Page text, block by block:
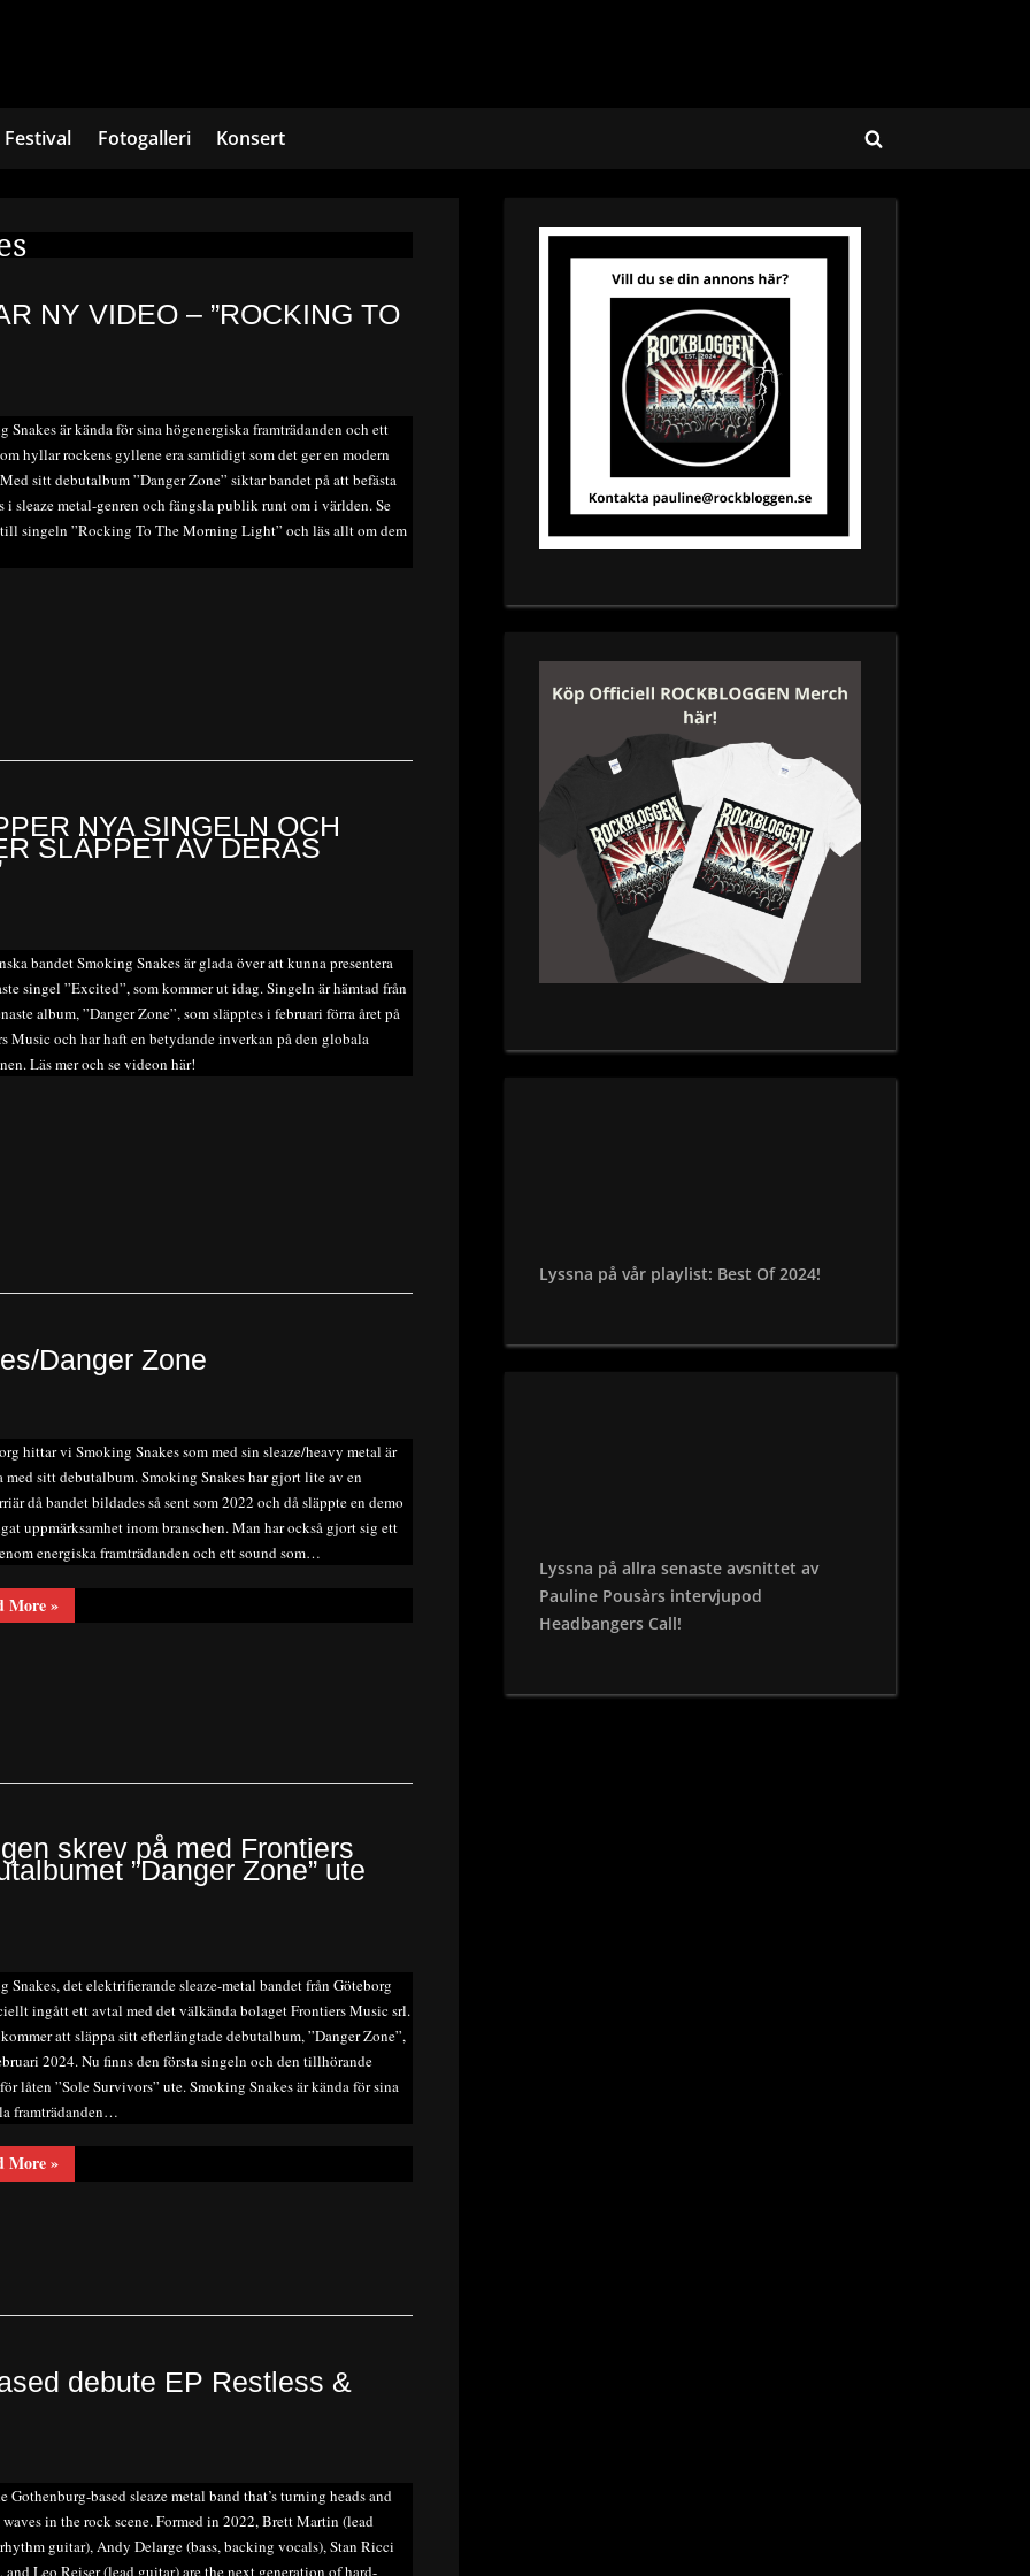
Festival Fotogalleri Konsert
Toggle
NY VIDEO – ”ROCKING TO
Snakes är kända för sina högenergiska framträdanden och ett
hyllar rockens gyllene era samtidigt som det ger en modern
sitt debutalbum ”Danger Zone” siktar bandet på att befästa
i sleaze metal-genren och fängsla publik runt om i världen. Se
singeln ”Rocking To The Morning Light” och läs allt om dem
NYA SINGELN OCH
SLÄPPET AV DERAS
bandet Smoking Snakes är glada över att kunna presentera
singel ”Excited”, som kommer ut idag. Singeln är hämtad från
album, ”Danger Zone”, som släpptes i februari förra året på
Music och har haft en betydande inverkan på den globala
Läs mer och se videon här!
Danger Zone
hittar vi Smoking Snakes som med sin sleaze/heavy metal är
med sitt debutalbum. Smoking Snakes har gjort lite av en
då bandet bildades så sent som 2022 och då släppte en demo
uppmärksamhet inom branschen. Man har också gjort sig ett
energiska framträdanden och ett sound som…
More“Recension
Smoking
»
skrev på med Frontiers
”Danger Zone” ute
Snakes, det elektrifierande sleaze-metal bandet från Göteborg
ingått ett avtal med det välkända bolaget Frontiers Music srl.
att släppa sitt efterlängtade debutalbum, ”Danger Zone”,
2024. Nu finns den första singeln och den tillhörande
låten ”Sole Survivors” ute. Smoking Snakes är kända för sina
framträdanden…
More“Smoking
Snakes
tillkännager
Zone”
ute
»
debute EP Restless &
Gothenburg-based sleaze metal band that’s turning heads and
in the rock scene. Formed in 2022, Brett Martin (lead
guitar), Andy Delarge (bass, backing vocals), Stan Ricci
and Leo Reiser (lead guitar) are the next generation of hard-
Lyssna på vår playlist: Best Of 2024!
Lyssna på allra senaste avsnittet av
Pauline Pousàrs intervjupod
Headbangers Call!